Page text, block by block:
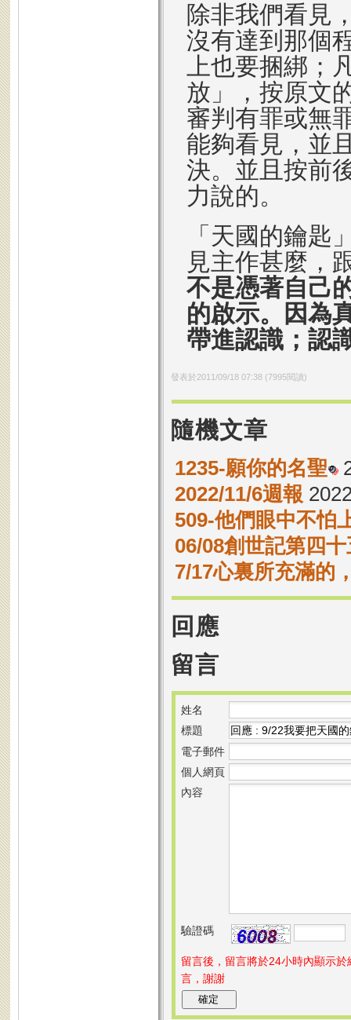
除非我們看見
沒有達到那個
上也要捆綁；
放」，按原文
審判有罪或無
能夠看見，並
決。並且按前
力說的。
「天國的鑰匙
見主作甚麼，
不是憑著自己
的啟示。因為
帶進認識；認
發表於2011/09/18 07:38 (7995閱讀)
隨機文章
1235-願你的名聖
2022/11/6週報
509-他們眼中不怕
06/08創世記第四
7/17心裏所充滿的
回應
留言
姓名
標題
電子郵件
個人網頁
內容
驗證碼
留言後，留言將於24小時內顯示
言，謝謝